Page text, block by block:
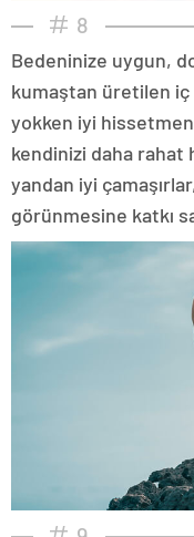
8
Bedeninize uygun,
kumaştan üretilen iç
yokken iyi
kendinizi daha rahat
yandan iyi
görünmesine katkı